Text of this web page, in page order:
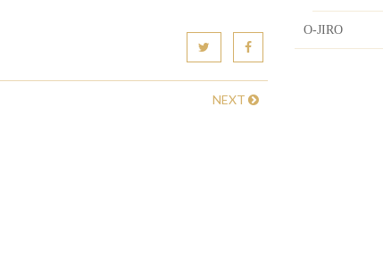
NEXT
O-JIRO